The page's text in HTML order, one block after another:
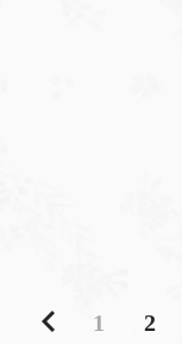
文
1 2